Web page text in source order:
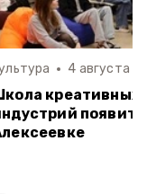
4 августа ,
креативных